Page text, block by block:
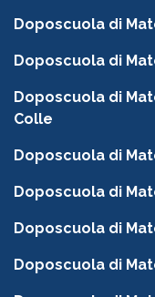
Doposcuola di
Doposcuola di
Doposcuola di
Colle
Doposcuola di
Doposcuola di
Doposcuola di
Doposcuola di